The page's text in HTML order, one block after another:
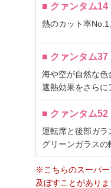
■ クァンタム14
熱のカット率No.1
■ クァンタム37
海や空が自然な色
遮熱効果をさらに
■ クァンタム52
運転席と後部ガラ
グリーンガラスの
※こちらのスーパー
及ぼすことがありま